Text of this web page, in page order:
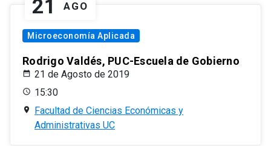
21 AGO
Microeconomía Aplicada
Rodrigo Valdés, PUC-Escuela de Gobierno
21 de Agosto de 2019
15:30
Facultad de Ciencias Económicas y
Administrativas UC